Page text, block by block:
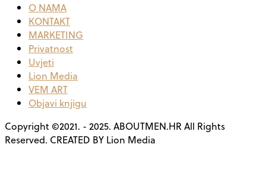
O NAMA
KONTAKT
MARKETING
Privatnost
Uvjeti
Lion Media
VEM ART
Objavi knjigu
Copyright ©2021. - 2025. ABOUTMEN.HR All Rights
Reserved. CREATED BY Lion Media